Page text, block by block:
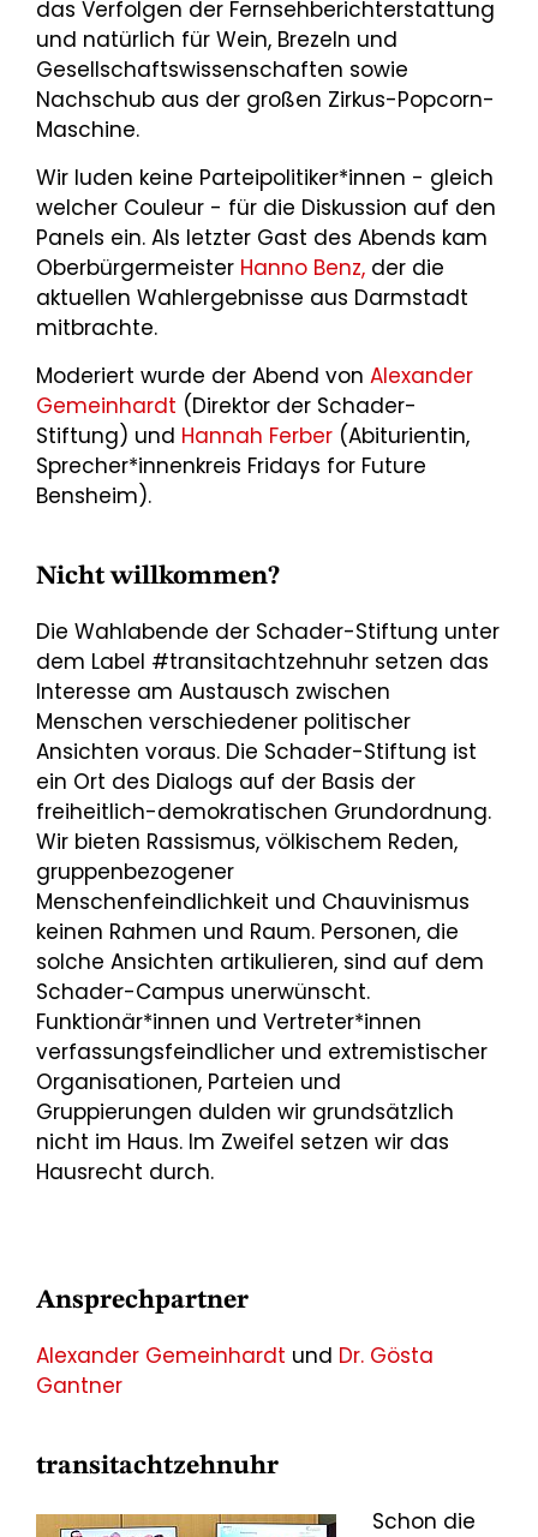
das Verfolgen der Fernsehberichterstattung
und natürlich für Wein, Brezeln und
Gesellschaftswissenschaften sowie
Nachschub aus der großen Zirkus-Popcorn-
Maschine.
Wir luden keine Parteipolitiker*innen - gleich
welcher Couleur - für die Diskussion auf den
Panels ein. Als letzter Gast des Abends kam
Oberbürgermeister Hanno Benz, der die
aktuellen Wahlergebnisse aus Darmstadt
mitbrachte.
Moderiert wurde der Abend von Alexander
Gemeinhardt (Direktor der Schader-
Stiftung) und Hannah Ferber (Abiturientin,
Sprecher*innenkreis Fridays for Future
Bensheim).
Nicht willkommen?
Die Wahlabende der Schader-Stiftung unter
dem Label #transitachtzehnuhr setzen das
Interesse am Austausch zwischen
Menschen verschiedener politischer
Ansichten voraus. Die Schader-Stiftung ist
ein Ort des Dialogs auf der Basis der
freiheitlich-demokratischen Grundordnung.
Wir bieten Rassismus, völkischem Reden,
gruppenbezogener
Menschenfeindlichkeit und Chauvinismus
keinen Rahmen und Raum. Personen, die
solche Ansichten artikulieren, sind auf dem
Schader-Campus unerwünscht.
Funktionär*innen und Vertreter*innen
verfassungsfeindlicher und extremistischer
Organisationen, Parteien und
Gruppierungen dulden wir grundsätzlich
nicht im Haus. Im Zweifel setzen wir das
Hausrecht durch.
Ansprechpartner
Alexander Gemeinhardt und Dr. Gösta
Gantner
transitachtzehnuhr
Schon die